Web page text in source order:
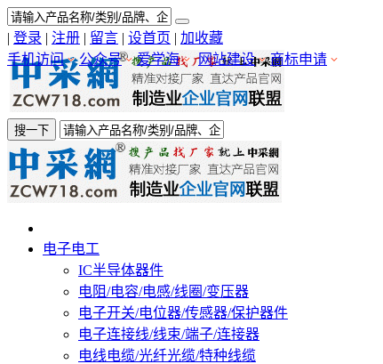
| 登录 | 注册 | 留言 | 设首页 | 加收藏
手机访问
公众号 爱学海 网站建设 商标申请
搜一下
电子电工
IC半导体器件
电阻/电容/电感/线圈/变压器
电子开关/电位器/传感器/保护器件
电子连接线/线束/端子/连接器
电线电缆/光纤光缆/特种线缆